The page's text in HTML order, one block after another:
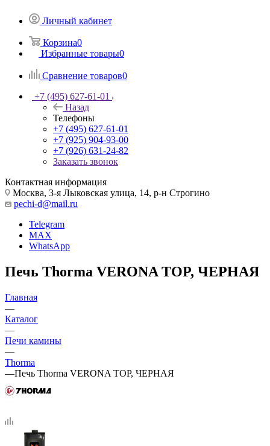
Личный кабинет
Корзина0
Избранные товары0
Сравнение товаров0
+7 (495) 627-61-01
Назад
Телефоны
+7 (495) 627-61-01
+7 (925) 904-93-00
+7 (926) 631-24-82
Заказать звонок
Контактная информация
Москва, 3-я Лыковская улица, 14, р-н Строгино
pechi-d@mail.ru
Telegram
MAX
WhatsApp
Печь Thorma VERONA TOP, ЧЕРНАЯ
Главная
—
Каталог
—
Печи камины
—
Thorma
—Печь Thorma VERONA TOP, ЧЕРНАЯ